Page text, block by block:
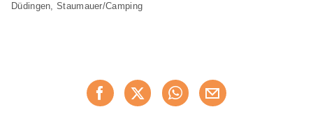
Düdingen, Staumauer/Camping
Consiglia ora